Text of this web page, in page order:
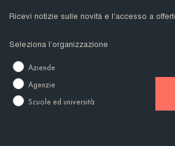
Ricevi notizie sulle novità e l'accesso a
Seleziona l’organizzazione
Aziende
Agenzie
Scuole ed università